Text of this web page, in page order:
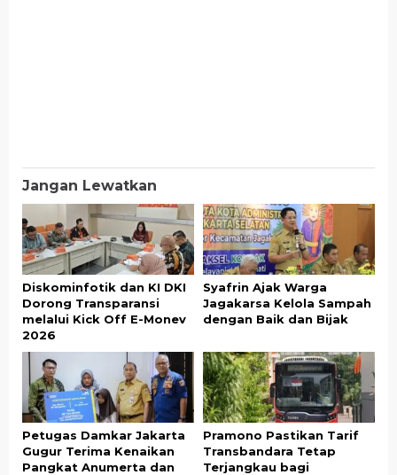
Jangan Lewatkan
Diskominfotik dan KI DKI
Dorong Transparansi
melalui Kick Off E-Monev
2026
Syafrin Ajak Warga
Jagakarsa Kelola Sampah
dengan Baik dan Bijak
Petugas Damkar Jakarta
Gugur Terima Kenaikan
Pangkat Anumerta dan
Pramono Pastikan Tarif
Transbandara Tetap
Terjangkau bagi